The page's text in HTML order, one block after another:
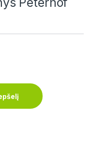
2213 quantity